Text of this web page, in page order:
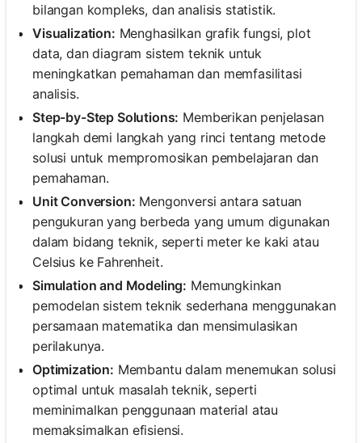
bilangan kompleks, dan analisis statistik.
Visualization: Menghasilkan grafik fungsi, plot
data, dan diagram sistem teknik untuk
meningkatkan pemahaman dan memfasilitasi
analisis.
Step-by-Step Solutions: Memberikan penjelasan
langkah demi langkah yang rinci tentang metode
solusi untuk mempromosikan pembelajaran dan
pemahaman.
Unit Conversion: Mengonversi antara satuan
pengukuran yang berbeda yang umum digunakan
dalam bidang teknik, seperti meter ke kaki atau
Celsius ke Fahrenheit.
Simulation and Modeling: Memungkinkan
pemodelan sistem teknik sederhana menggunakan
persamaan matematika dan mensimulasikan
perilakunya.
Optimization: Membantu dalam menemukan solusi
optimal untuk masalah teknik, seperti
meminimalkan penggunaan material atau
memaksimalkan efisiensi.